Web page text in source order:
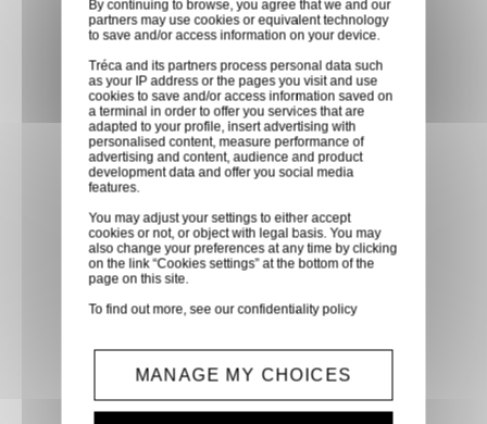
faites vous livrer chez vous ou
dans les points relais de notre
partenaire GLS, partout en
France métropolitaine et en
Europe entre 24h et 48h après
mise à disposition des produits
à notre transporteur.
Paiement sécurisé
Paiement CB, virement,
Paypal, ...
By continuing to browse, you agree that we and our
partners may use cookies or equivalent technology
to save and/or access information on your device.
Tréca and its partners process personal data such
as your IP address or the pages you visit and use
cookies to save and/or access information saved on
a terminal in order to offer you services that are
adapted to your profile, insert advertising with
personalised content, measure performance of
advertising and content, audience and product
development data and offer you social media
features.
You may adjust your settings to either accept
cookies or not, or object with legal basis. You may
also change your preferences at any time by clicking
on the link “Cookies settings” at the bottom of the
page on this site.
To find out more, see ourconfidentiality policy
MANAGE MY CHOICES